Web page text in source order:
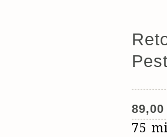
89,00
75